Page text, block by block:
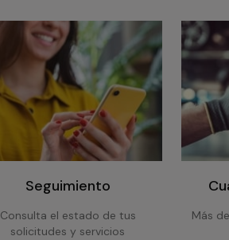
Seguimiento
Consulta el estado de tus
solicitudes y servicios
Más